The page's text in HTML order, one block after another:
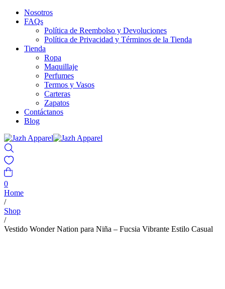
Nosotros
FAQs
Política de Reembolso y Devoluciones
Política de Privacidad y Términos de la Tienda
Tienda
Ropa
Maquillaje
Perfumes
Termos y Vasos
Carteras
Zapatos
Contáctanos
Blog
0
Home
/
Shop
/
Vestido Wonder Nation para Niña – Fucsia Vibrante Estilo Casual